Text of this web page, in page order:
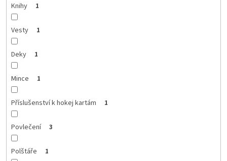
Knihy 1
Vesty 1
Deky 1
Mince 1
Příslušenství k hokej kartám 1
Povlečení 3
Polštáře 1